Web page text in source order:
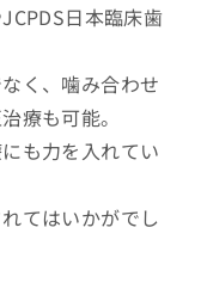
日本臨床歯
く、噛み合わせ
療も可能。
も力を入れてい
てはいかがでし